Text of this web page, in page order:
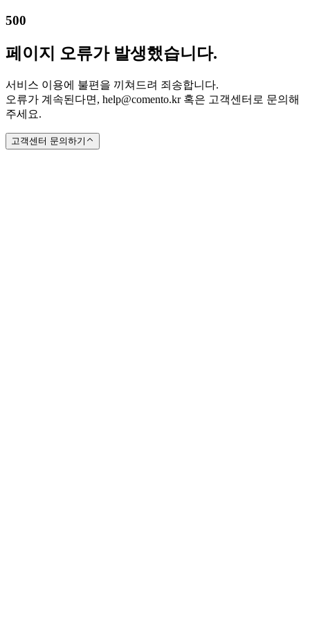
500
페이지 오류가 발생했습니다.
서비스 이용에 불편을 끼쳐드려 죄송합니다.
오류가 계속된다면, help@comento.kr 혹은 고객센터로 문의해
주세요.
고객센터 문의하기